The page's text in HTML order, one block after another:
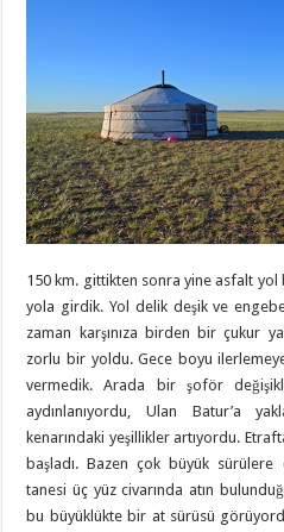
150 km. gittikten sonra yine asfalt yol
yola girdik. Yol delik deşik ve
zaman karşınıza birden bir çukur
zorlu bir yoldu. Gece boyu
vermedik. Arada bir şoför
aydınlanıyordu, Ulan Batur’a
kenarındaki yeşillikler artıyordu.
başladı. Bazen çok büyük
tanesi üç yüz civarında atın
bu büyüklükte bir at sürüsü